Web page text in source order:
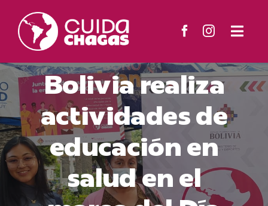
content
El Proyecto
Territorios
Materiales
Noticias
Bolivia realiza
actividades de
educación en
salud en el